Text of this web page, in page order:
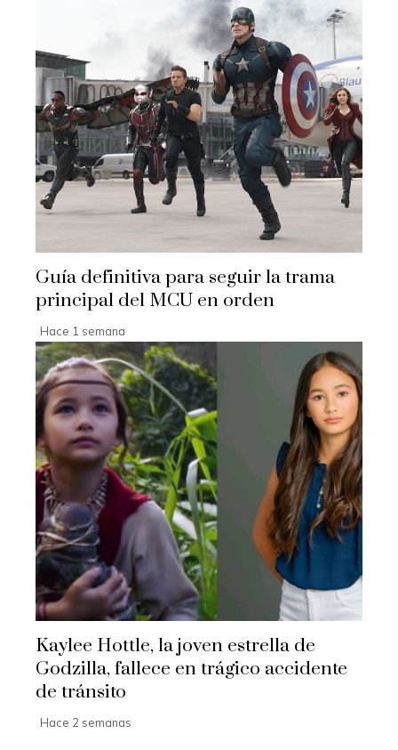
Guía definitiva para seguir la trama
principal del MCU en orden
Hace 1 semana
Kaylee Hottle, la joven estrella de
Godzilla, fallece en trágico accidente
de tránsito
Hace 2 semanas